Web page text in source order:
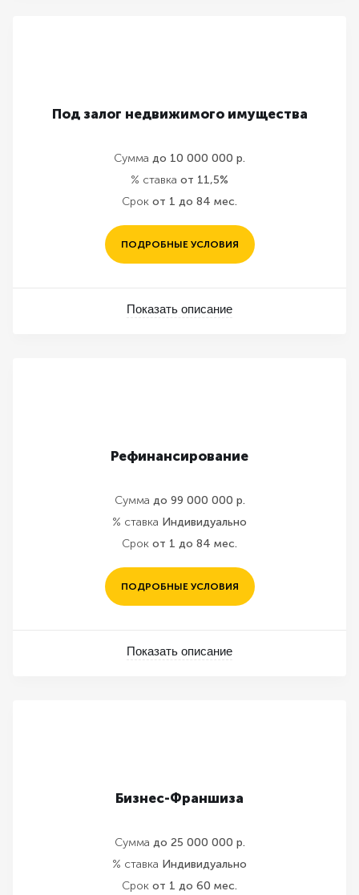
Под залог недвижимого имущества
Сумма до 10 000 000 р.
% ставка от 11,5%
Срок от 1 до 84 мес.
ПОДРОБНЫЕ УСЛОВИЯ
Показать описание
Рефинансирование
Сумма до 99 000 000 р.
% ставка Индивидуально
Срок от 1 до 84 мес.
ПОДРОБНЫЕ УСЛОВИЯ
Показать описание
Бизнес-Франшиза
Сумма до 25 000 000 р.
% ставка Индивидуально
Срок от 1 до 60 мес.